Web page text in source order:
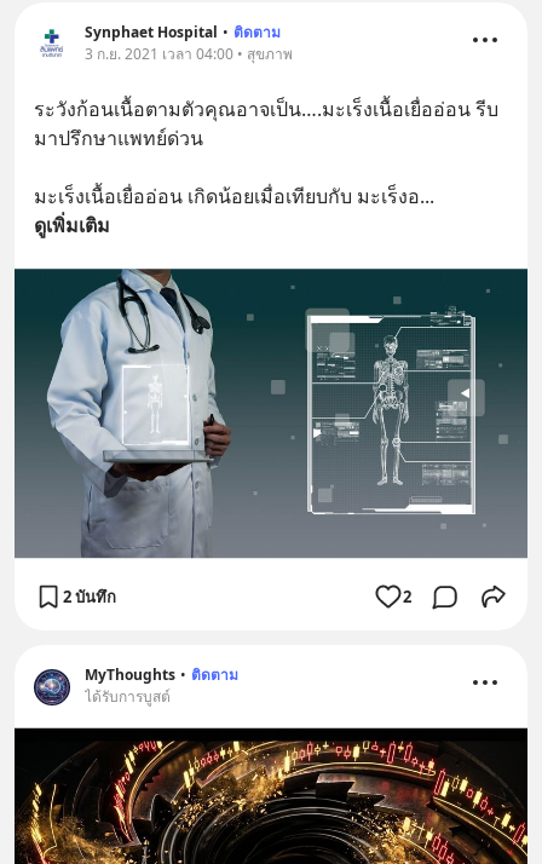
Synphaet Hospital • ติดตาม
3 ก.ย. 2021 เวลา 04:00 • สุขภาพ
ระวังก้อนเนื้อตามตัวคุณอาจเป็น….มะเร็งเนื้อเยื่ออ่อน รีบ
มาปรึกษาแพทย์ด่วน
มะเร็งเนื้อเยื่ออ่อน เกิดน้อยเมื่อเทียบกับ มะเร็งอ...
ดูเพิ่มเติม
2 บันทึก 2
MyThoughts • ติดตาม
ได้รับการบูสต์